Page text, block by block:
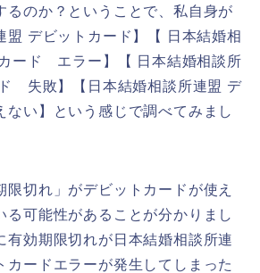
るのか？ということで、私自身が
盟 デビットカード】【 日本結婚相
ード エラー】【 日本結婚相談所
失敗】【日本結婚相談所連盟 デ
い】という感じで調べてみまし
限切れ」がデビットカードが使え
る可能性があることが分かりまし
有効期限切れが日本結婚相談所連
カードエラーが発生してしまった